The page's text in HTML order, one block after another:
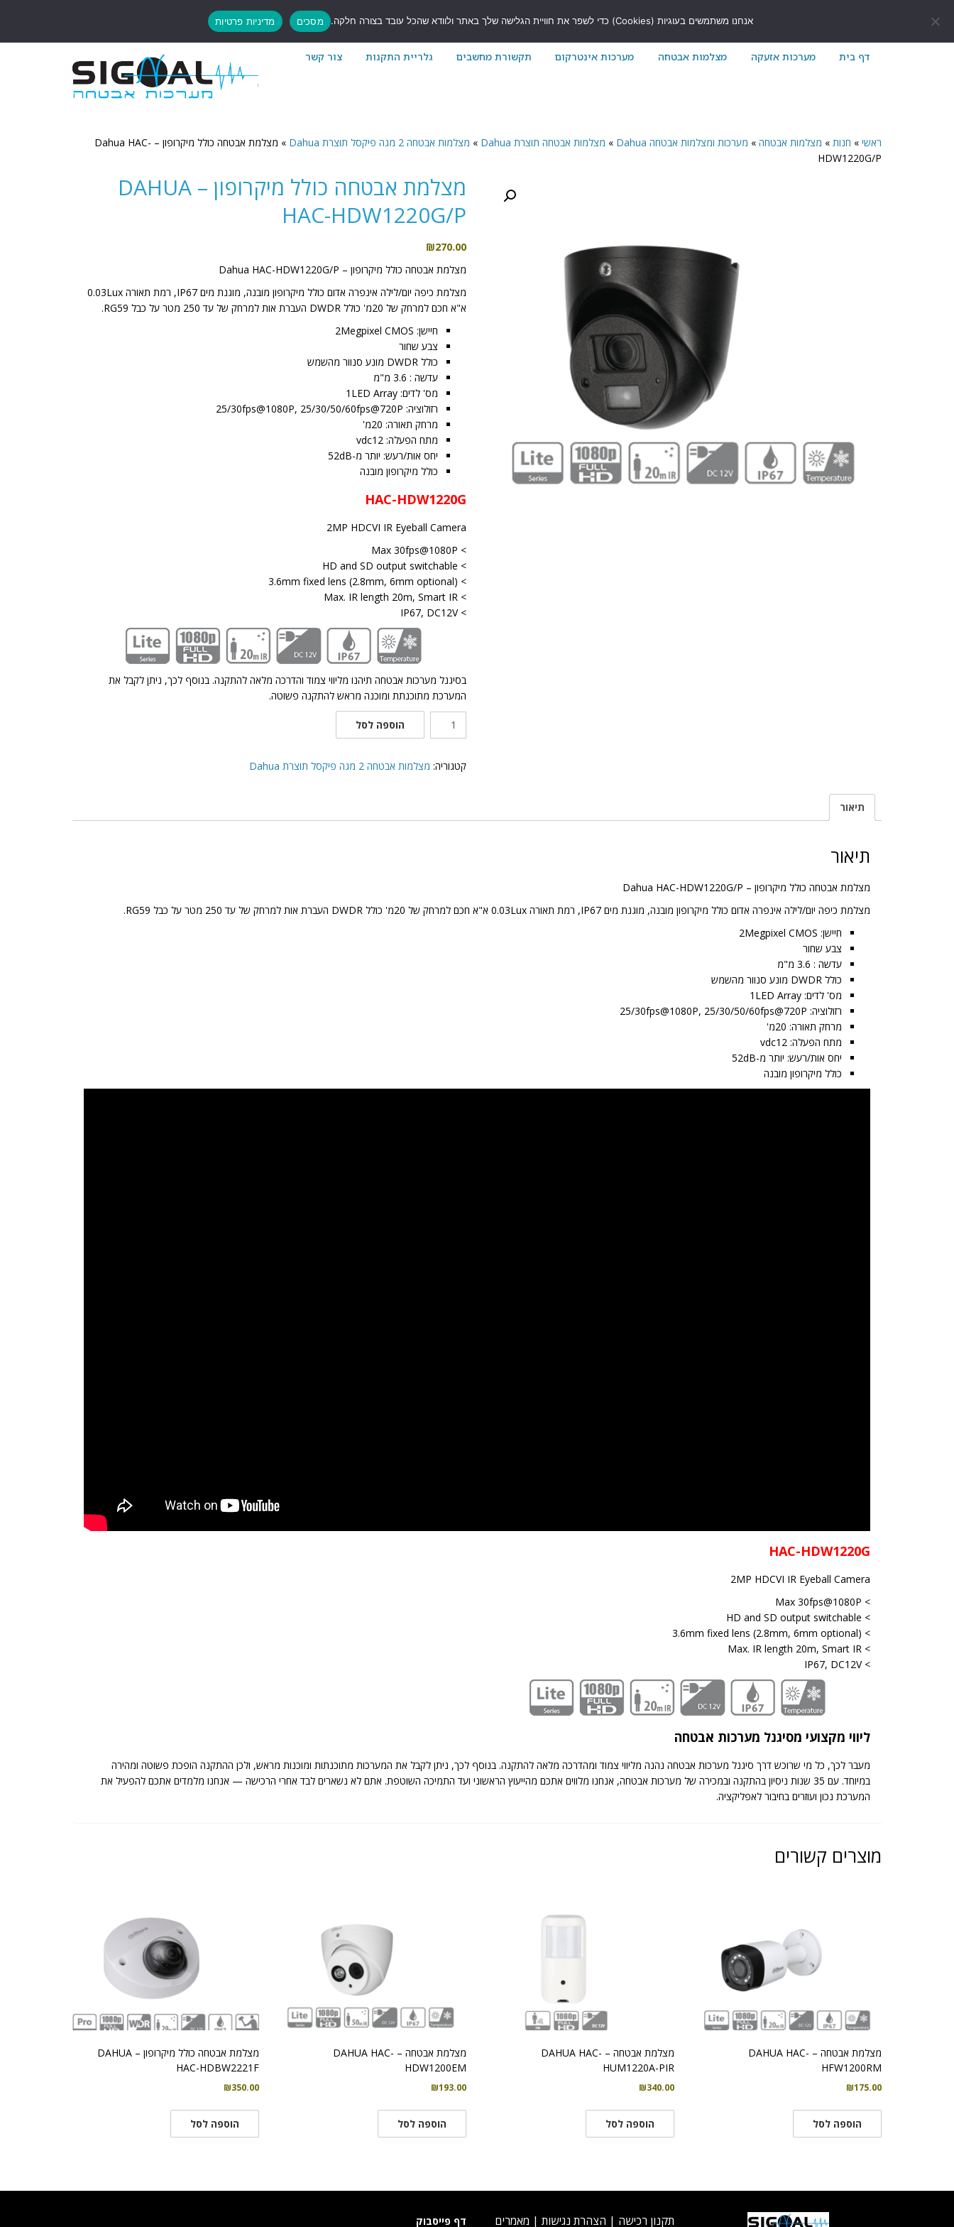
7411171@gmail.com
דף בית מערכות אזעקה מצלמות אבטחה מערכות אינטרקום תקשורת מחשבים גלריית התקנות צור קשר
ראשי » חנות » מצלמות אבטחה » מערכות ומצלמות אבטחה Dahua » מצלמות אבטחה תוצרת Dahua » מצלמות אבטחה 2 מגה פיקסל תוצרת Dahua »
מצלמת אבטחה כולל מיקרופון – Dahua HAC-
HDW1220G/P
מצלמת אבטחה כולל מיקרופון – DAHUA
HAC-HDW1220G/P
₪270.00
מצלמת אבטחה כולל מיקרופון – Dahua HAC-HDW1220G/P
מצלמת כיפה יום/לילה אינפרה אדום כולל מיקרופון מובנה, מוגנת מים IP67, רמת תאורה 0.03Lux
א"א חכם למרחק של 20מ' כולל DWDR העברת אות למרחק של עד 250 מטר על כבל RG59.
חיישן: 2Megpixel CMOS
צבע שחור
כולל DWDR מונע סנוור מהשמש
עדשה : 3.6 מ"מ
מס' לדים: 1LED Array
רזולוציה: 25/30fps@1080P, 25/30/50/60fps@720P
מרחק תאורה: 20מ'
מתח הפעלה: vdc12
יחס אות/רעש: יותר מ-52dB
כולל מיקרופון מובנה
HAC-HDW1220G
2MP HDCVI IR Eyeball Camera
> Max 30fps@1080P
> HD and SD output switchable
> 3.6mm fixed lens (2.8mm, 6mm optional)
> Max. IR length 20m, Smart IR
> IP67, DC12V
בסיגנל מערכות אבטחה תיהנו מליווי צמוד והדרכה מלאה להתקנה. בנוסף לכך, ניתן לקבל את
המערכת מתוכנתת ומוכנה מראש להתקנה פשוטה.
אבטחה
הוספה לסל
קטגוריה: מצלמות אבטחה 2 מגה פיקסל תוצרת Dahua
תיאור
תיאור
מצלמת אבטחה כולל מיקרופון – Dahua HAC-HDW1220G/P
מצלמת כיפה יום/לילה אינפרה אדום כולל מיקרופון מובנה, מוגנת מים IP67, רמת תאורה 0.03Lux א"א חכם למרחק של 20מ' כולל DWDR העברת אות למרחק של עד 250 מטר על כבל RG59.
חיישן: 2Megpixel CMOS
צבע שחור
עדשה : 3.6 מ"מ
כולל DWDR מונע סנוור מהשמש
מס' לדים: 1LED Array
רזולוציה: 25/30fps@1080P, 25/30/50/60fps@720P
מרחק תאורה: 20מ'
מתח הפעלה: vdc12
יחס אות/רעש: יותר מ-52dB
כולל מיקרופון מובנה
HAC-HDW1220G
2MP HDCVI IR Eyeball Camera
> Max 30fps@1080P
> HD and SD output switchable
> 3.6mm fixed lens (2.8mm, 6mm optional)
> Max. IR length 20m, Smart IR
> IP67, DC12V
ליווי מקצועי מסיגנל מערכות אבטחה
מעבר לכך, כל מי שרוכש דרך סיגנל מערכות אבטחה נהנה מליווי צמוד ומהדרכה מלאה להתקנה. בנוסף לכך, ניתן לקבל את המערכות מתוכנתות ומוכנות מראש, ולכן ההתקנה הופכת פשוטה ומהירה
במיוחד. עם 35 שנות ניסיון בהתקנה ובמכירה של מערכות אבטחה, אנחנו מלווים אתכם מהייעוץ הראשוני ועד התמיכה השוטפת. אתם לא נשארים לבד אחרי הרכישה — אנחנו מלמדים אתכם להפעיל את
המערכת נכון ועוזרים בחיבור לאפליקציה.
מוצרים קשורים
מצלמת אבטחה – DAHUA HAC-
HFW1200RM
₪175.00
הוספה לסל
מצלמת אבטחה – DAHUA HAC-
HUM1220A-PIR
₪340.00
הוספה לסל
מצלמת אבטחה – DAHUA HAC-
HDW1200EM
₪193.00
הוספה לסל
מצלמת אבטחה כולל מיקרופון – DAHUA
HAC-HDBW2221F
₪350.00
הוספה לסל
תקנון רכישה | הצהרת נגישות | מאמרים דף פייסבוק
אנחנו משתמשים בעוגיות (Cookies) כדי לשפר את חוויית הגלישה שלך באתר ולוודא שהכל עובד בצורה חלקה. מסכים מדיניות פרטיות